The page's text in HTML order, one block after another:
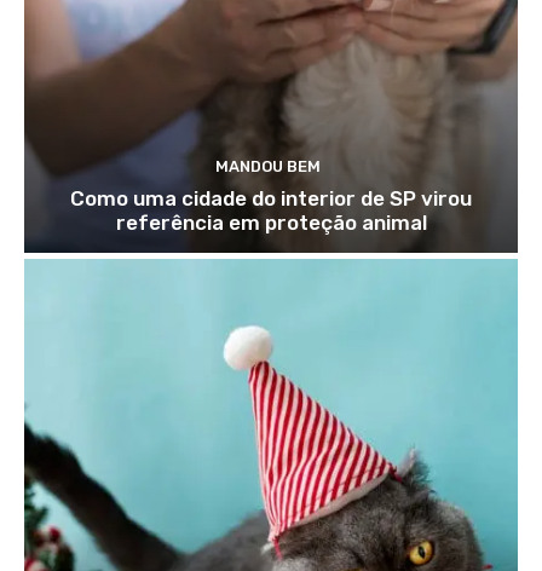
MANDOU BEM
Como uma cidade do interior de SP virou
referência em proteção animal